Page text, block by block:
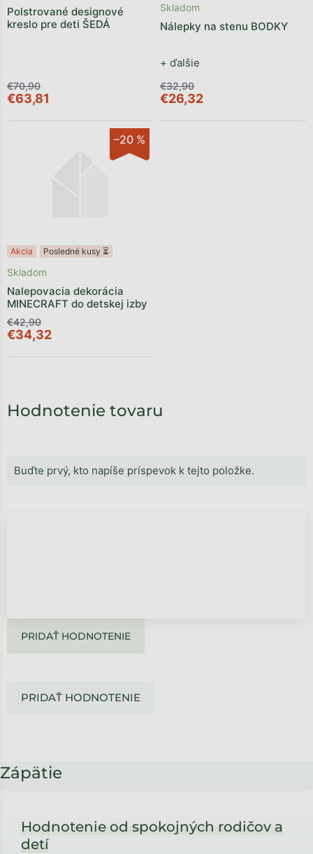
Hodnotenie tovaru
Buďte prvý, kto napíše príspevok k tejto položke.
PRIDAŤ HODNOTENIE
PRIDAŤ HODNOTENIE
Polstrované designové
kreslo pre deti ŠEDÁ
€70,90
€63,81
Nálepky na stenu BODKY
+ ďalšie
Skladom
€32,90
€26,32
–20 %
Akcia Posledné kusy ⏳
Nalepovacia dekorácia
MINECRAFT do detskej izby
Skladom
€42,90
€34,32
Zápätie
Hodnotenie od spokojných rodičov a
detí